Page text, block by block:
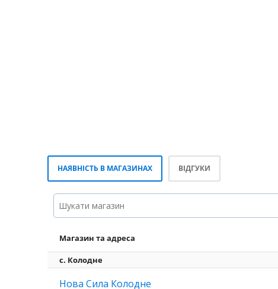
НАЯВНІСТЬ В МАГАЗИНАХ ВІДГУКИ
Магазин та адреса
с. Колодне
Нова Сила Колодне